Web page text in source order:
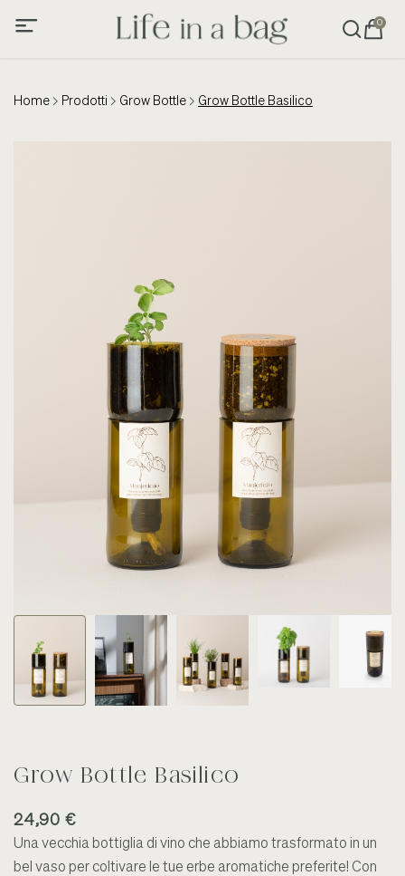
0
Home Prodotti Grow Bottle Grow Bottle Basilico
Grow Bottle Basilico
24,90 €
Una vecchia bottiglia di vino che abbiamo trasformato in un
bel vaso per coltivare le tue erbe aromatiche preferite! Con